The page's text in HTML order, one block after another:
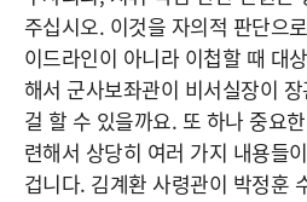
주십시오. 이것을 자의적 판단으
이드라인이 아니라 이첩할 때 대
해서 군사보좌관이 비서실장이
걸 할 수 있을까요. 또 하나 중요
련해서 상당히 여러 가지 내용들
겁니다. 김계환 사령관이 박정훈